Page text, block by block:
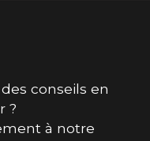
conseils en
?
à notre